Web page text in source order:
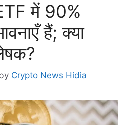
में 90%
हैं; क्या
by Crypto News Hidia